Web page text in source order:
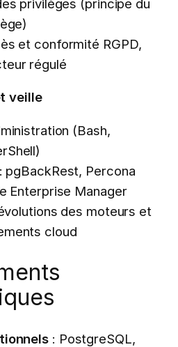
privilèges (principe du
et conformité RGPD,
régulé
veille
(Bash,
pgBackRest, Percona
Enterprise Manager
des moteurs et
cloud
: PostgreSQL,